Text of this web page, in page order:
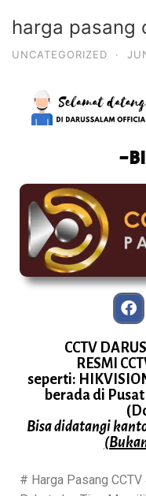
harga pasang
UNCATEGORIZED ·
-
CCTV
RESMI
seperti:
berada di
Bisa didatangi
# Harga Pasang